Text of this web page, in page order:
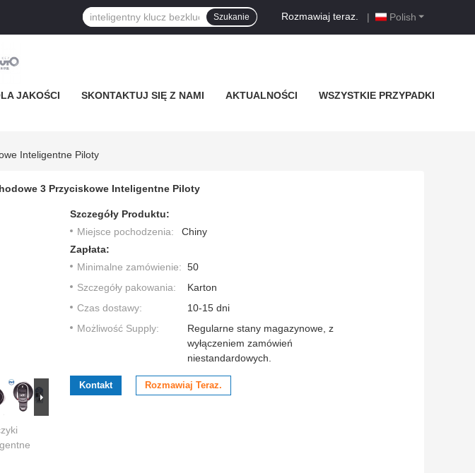
Polish
Rozmawiaj teraz. |
Szukanie
JAKOŚCI SKONTAKTUJ SIĘ Z NAMI AKTUALNOŚCI WSZYSTKIE PRZYPADKI
Inteligentne Piloty
3 Przyciskowe Inteligentne Piloty
Szczegóły Produktu:
Miejsce pochodzenia:
Chiny
Zapłata:
Minimalne zamówienie: 50
Szczegóły pakowania:
Karton
Czas dostawy:
10-15 dni
Możliwość Supply:
Regularne stany magazynowe, z
wyłączeniem zamówień
niestandardowych.
Kontakt Rozmawiaj Teraz.